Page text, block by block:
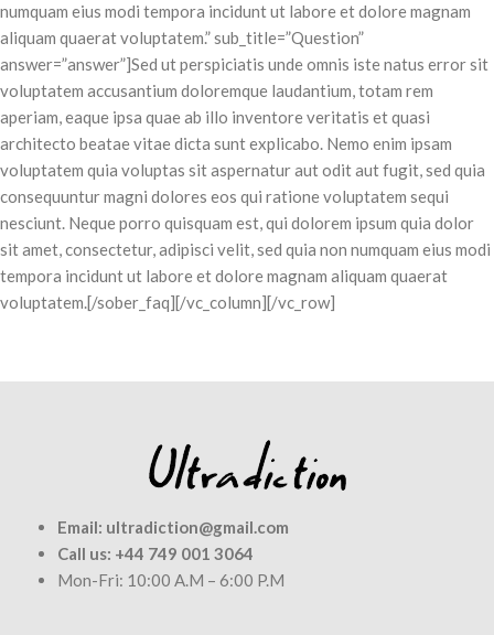
numquam eius modi tempora incidunt ut labore et dolore magnam
aliquam quaerat voluptatem.” sub_title=”Question”
answer=”answer”]Sed ut perspiciatis unde omnis iste natus error sit
voluptatem accusantium doloremque laudantium, totam rem
aperiam, eaque ipsa quae ab illo inventore veritatis et quasi
architecto beatae vitae dicta sunt explicabo. Nemo enim ipsam
voluptatem quia voluptas sit aspernatur aut odit aut fugit, sed quia
consequuntur magni dolores eos qui ratione voluptatem sequi
nesciunt. Neque porro quisquam est, qui dolorem ipsum quia dolor
sit amet, consectetur, adipisci velit, sed quia non numquam eius modi
tempora incidunt ut labore et dolore magnam aliquam quaerat
voluptatem.[/sober_faq][/vc_column][/vc_row]
Email: ultradiction@gmail.com
Call us: +44 749 001 3064
Mon-Fri: 10:00 A.M – 6:00 P.M